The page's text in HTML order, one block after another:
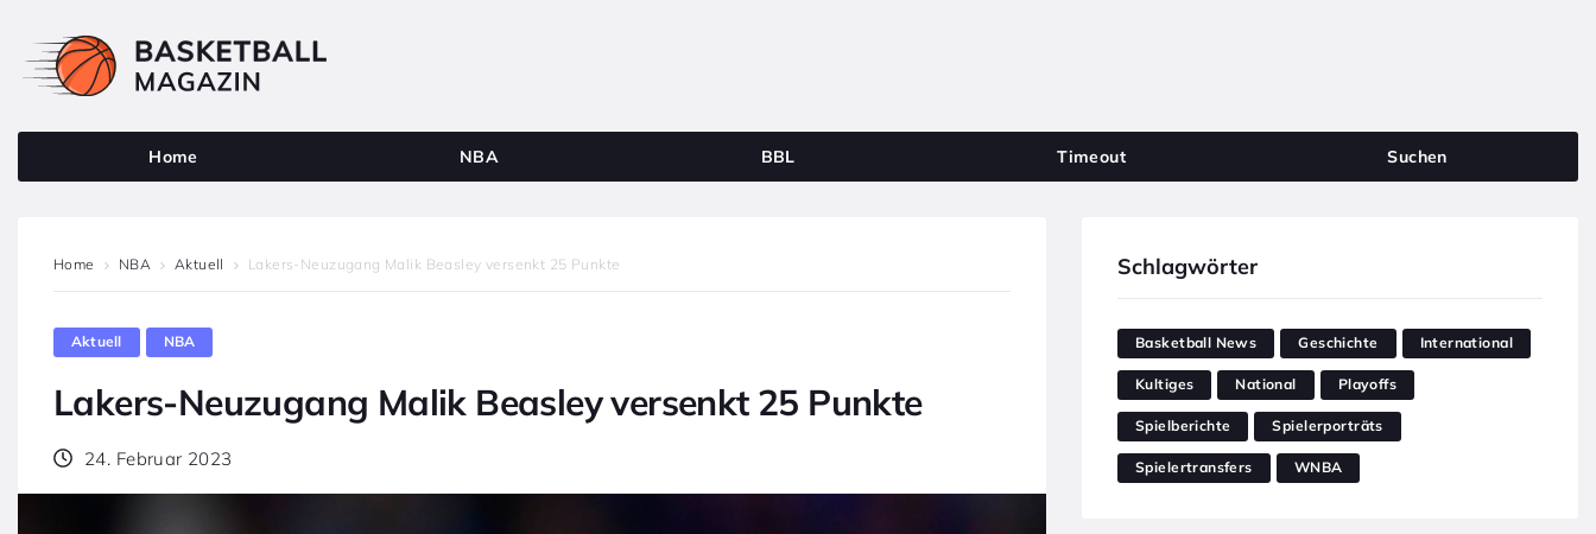
Home NBA BBL Timeout Suchen
Home NBA Aktuell Lakers-Neuzugang Malik Beasley versenkt 25 Punkte
Aktuell NBA
Lakers-Neuzugang Malik Beasley versenkt 25 Punkte
24. Februar 2023
Schlagwörter
Basketball News Geschichte International
Kultiges National Playoffs
Spielberichte Spielerporträts
Spielertransfers WNBA